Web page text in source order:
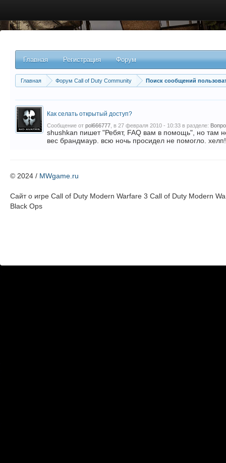
Главная Регистрация Форум
Главная Форум Call of Duty Community Поиск сообщений
Как селать открытый доступ?
Сообщение от pol666777 , в 27 февраля 2010 - 10:33 в разделе:
shushkan пишет "Ребят, FAQ вам в помощь", но там
вес брандмаур. всю ночь просидел не помогло.
© 2024 / MWgame.ru
Cайт о игре Call of Duty Modern Warfare 3 Call of Duty Modern
Black Ops